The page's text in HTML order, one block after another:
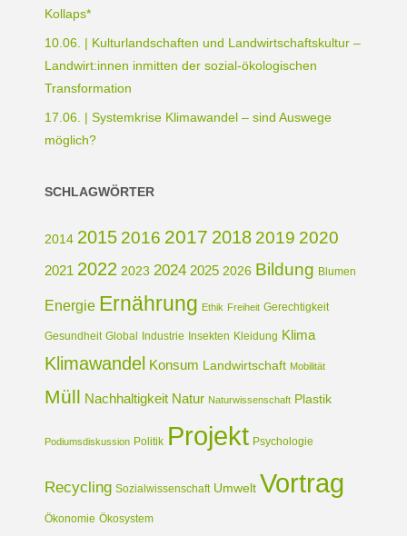
Kollaps*
10.06. | Kulturlandschaften und Landwirtschaftskultur –
Landwirt:innen inmitten der sozial-ökologischen
Transformation
17.06. | Systemkrise Klimawandel – sind Auswege
möglich?
SCHLAGWÖRTER
2014 2015 2016 2017 2018 2019 2020
2021 2022 2023 2024 2025 2026 Bildung Blumen
Energie Ernährung Ethik Freiheit Gerechtigkeit
Gesundheit Global Industrie Insekten Kleidung Klima
Klimawandel Konsum Landwirtschaft Mobilität
Müll Nachhaltigkeit Natur Naturwissenschaft Plastik
Podiumsdiskussion Politik Projekt Psychologie
Recycling Sozialwissenschaft Umwelt Vortrag
Ökonomie Ökosystem